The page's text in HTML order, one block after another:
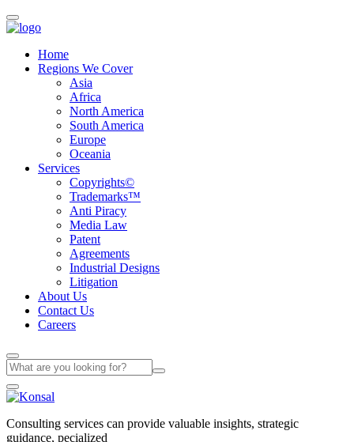
Home
Regions We Cover
Asia
Africa
North America
South America
Europe
Oceania
Services
Copyrights©
Trademarks™
Anti Piracy
Media Law
Patent
Agreements
Industrial Designs
Litigation
About Us
Contact Us
Careers
Consulting services can provide valuable insights, strategic
guidance, pecialized